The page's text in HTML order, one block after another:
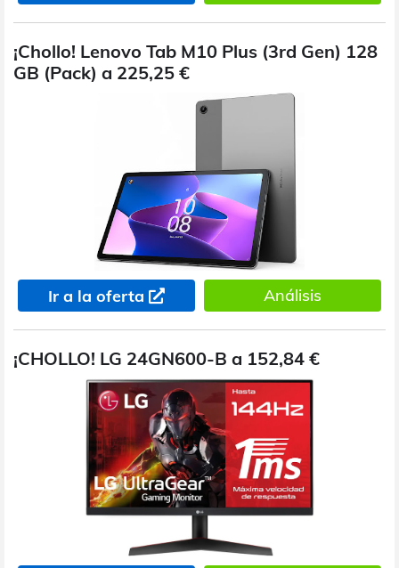
¡Chollo! Lenovo Tab M10 Plus (3rd Gen) 128
GB (Pack) a 225,25 €
Ir a la oferta Análisis
¡CHOLLO! LG 24GN600-B a 152,84 €